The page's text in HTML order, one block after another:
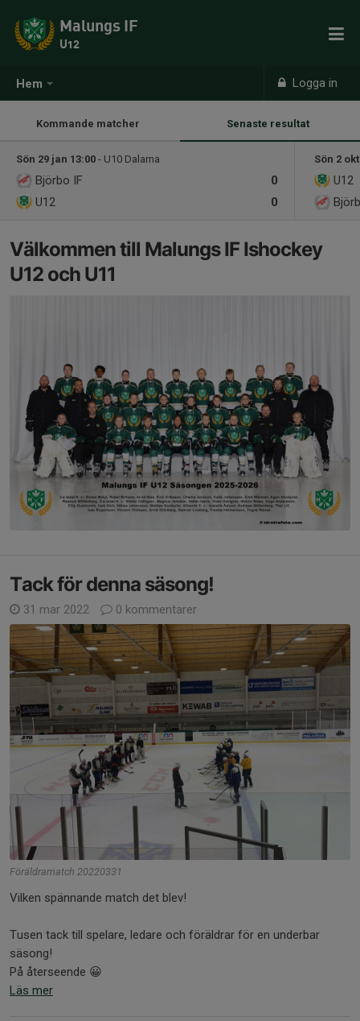
Hem Logga in
Malungs IF
U12
Kommande matcher Senaste resultat
Sön 29 jan 13:00 - U10 Dalarna
0
Björbo IF
0
U12
Sön 2
U12
Välkommen till Malungs IF Ishockey
U12 och U11
Tack för denna säsong!
31 mar 2022 0 kommentarer
Föräldramatch 20220331
Vilken spännande match det blev!
Tusen tack till spelare, ledare och föräldrar för en underbar
säsong!
På återseende 😀
Läs mer